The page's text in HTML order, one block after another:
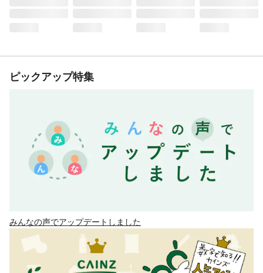
ピックアップ特集
みんなの声でアップデートしました